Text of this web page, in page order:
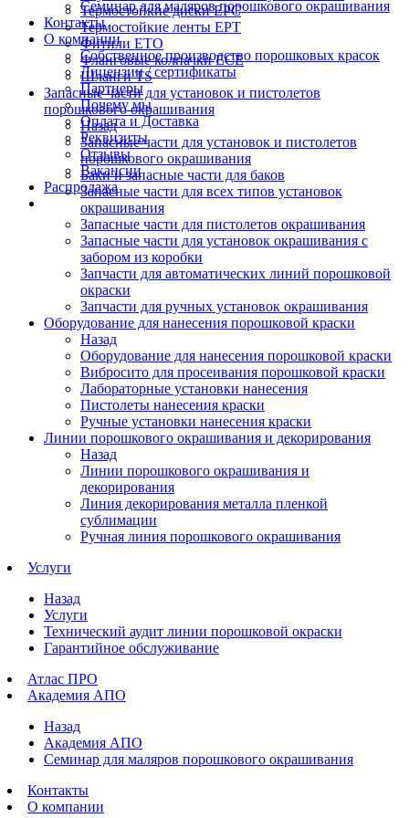
Семинар для маляров порошкового окрашивания
Контакты
О компании
Собственное производство порошковых красок
Лицензии / сертификаты
Партнеры
Почему мы
Оплата и Доставка
Реквизиты
Отзывы
Вакансии
Распродажа
Термостойкие диски EPC
Термостойкие ленты EPT
Фитили ETO
Фланговые колпачки ECE
Шланги TS
Запасные части для установок и пистолетов
порошкового окрашивания
Назад
Запасные части для установок и пистолетов
порошкового окрашивания
Баки и запасные части для баков
Запасные части для всех типов установок
окрашивания
Запасные части для пистолетов окрашивания
Запасные части для установок окрашивания с
забором из коробки
Запчасти для автоматических линий порошковой
окраски
Запчасти для ручных установок окрашивания
Оборудование для нанесения порошковой краски
Назад
Оборудование для нанесения порошковой краски
Вибросито для просеивания порошковой краски
Лабораторные установки нанесения
Пистолеты нанесения краски
Ручные установки нанесения краски
Линии порошкового окрашивания и декорирования
Назад
Линии порошкового окрашивания и
декорирования
Линия декорирования металла пленкой
сублимации
Ручная линия порошкового окрашивания
Услуги
Назад
Услуги
Технический аудит линии порошковой окраски
Гарантийное обслуживание
Атлас ПРО
Академия АПО
Назад
Академия АПО
Семинар для маляров порошкового окрашивания
Контакты
О компании